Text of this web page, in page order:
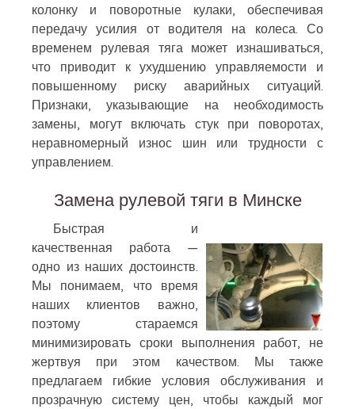
колонку и поворотные кулаки, обеспечивая
передачу усилия от водителя на колеса. Со
временем рулевая тяга может изнашиваться,
что приводит к ухудшению управляемости и
повышенному риску аварийных ситуаций.
Признаки, указывающие на необходимость
замены, могут включать стук при поворотах,
неравномерный износ шин или трудности с
управлением.
Замена рулевой тяги в Минске
Быстрая и
качественная работа —
одно из наших достоинств.
Мы понимаем, что время
наших клиентов важно,
поэтому стараемся
минимизировать сроки выполнения работ, не
жертвуя при этом качеством. Мы также
предлагаем гибкие условия обслуживания и
прозрачную систему цен, чтобы каждый мог